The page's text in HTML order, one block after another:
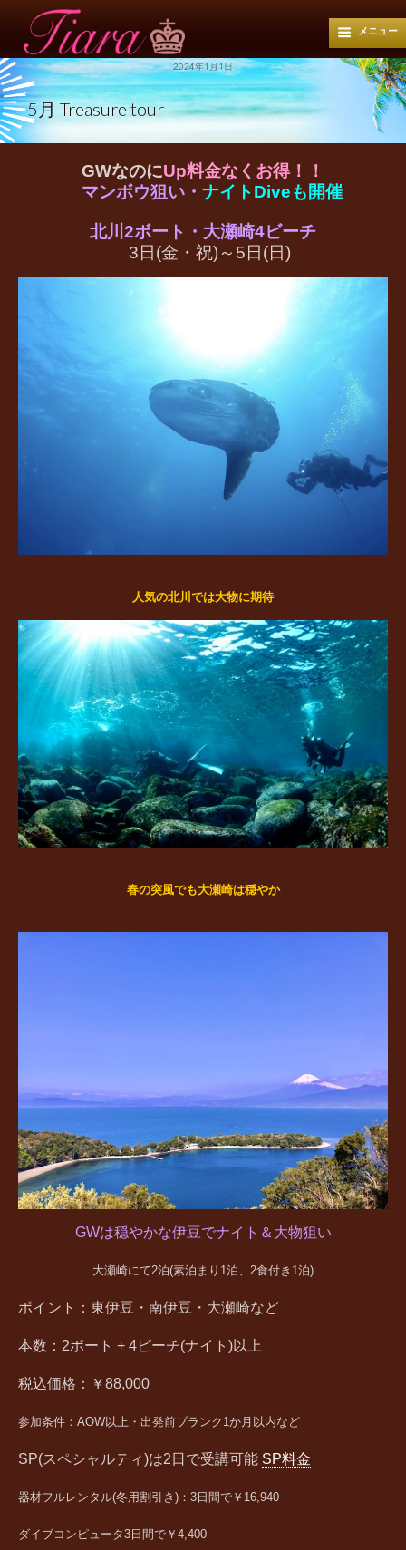
メニュー
2024年1月1日
5月 Treasure tour
GWなのにUp料金なくお得！！
マンボウ狙い・ ナイトDiveも開催
北川2ボート・大瀬崎4ビーチ
3日(金・祝)～5日(日)
人気の北川では大物に期待
春の突風でも大瀬崎は穏やか
GWは穏やかな伊豆でナイト＆ 大物狙い
大瀬崎にて2泊(素泊まり1泊、2食付き1泊)
ポイント：東伊豆・南伊豆・大瀬崎など
本数：2ボート + 4ビーチ(ナイト)以上
税込価格：￥88,000
参加条件：AOW以上・出発前ブランク1か月以内など
SP(スペシャルティ)は2日で受講可能 SP料金
器材フルレンタル(冬用割引き)：3日間で￥16,940
​ダイブコンピュータ3日間で￥4,400